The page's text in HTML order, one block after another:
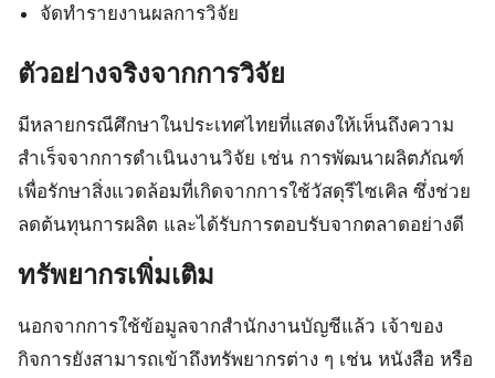
จัดทำรายงานผลการวิจัย
ตัวอย่างจริงจากการวิจัย
มีหลายกรณีศึกษาในประเทศไทยที่แสดงให้เห็นถึงความ
สำเร็จจากการดำเนินงานวิจัย เช่น การพัฒนาผลิตภัณฑ์
เพื่อรักษาสิ่งแวดล้อมที่เกิดจากการใช้วัสดุรีไซเคิล ซึ่งช่วย
ลดต้นทุนการผลิต และได้รับการตอบรับจากตลาดอย่างดี
ทรัพยากรเพิ่มเติม
นอกจากการใช้ข้อมูลจากสำนักงานบัญชีแล้ว เจ้าของ
กิจการยังสามารถเข้าถึงทรัพยากรต่าง ๆ เช่น หนังสือ หรือ